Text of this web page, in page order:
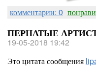
комментарии: 0
ПЕРНАТЫЕ
19-05-2018 19:42
Это цитата сообщения